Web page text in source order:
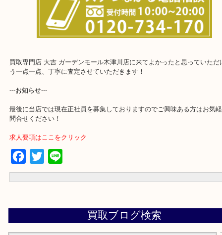
上記に記載がないエリアでもご相談ください！
---お知らせ---